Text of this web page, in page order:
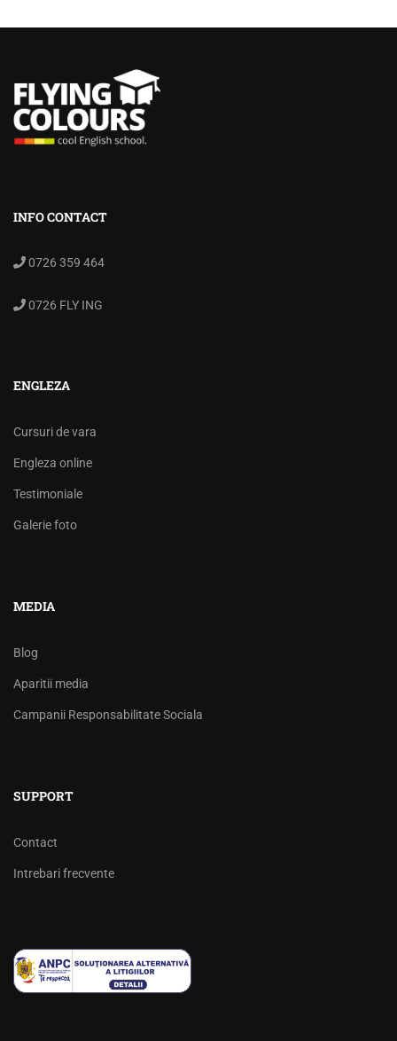
INFO CONTACT
0726 359 464
0726 FLY ING
ENGLEZA
Cursuri de vara
Engleza online
Testimoniale
Galerie foto
MEDIA
Blog
Aparitii media
Campanii Responsabilitate Sociala
SUPPORT
Contact
Intrebari frecvente